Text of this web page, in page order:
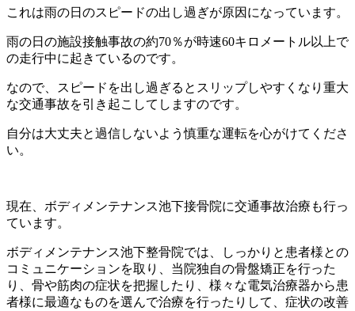
これは雨の日のスピードの出し過ぎが原因になっています。
雨の日の施設接触事故の約70％が時速60キロメートル以上で
の走行中に起きているのです。
なので、スピードを出し過ぎるとスリップしやすくなり重大
な交通事故を引き起こしてしますのです。
自分は大丈夫と過信しないよう慎重な運転を心がけてくださ
い。
現在、ボディメンテナンス池下接骨院に交通事故治療も行っ
ています。
ボディメンテナンス池下整骨院では、しっかりと患者様との
コミュニケーションを取り、当院独自の骨盤矯正を行った
り、骨や筋肉の症状を把握したり、様々な電気治療器から患
者様に最適なものを選んで治療を行ったりして、症状の改善